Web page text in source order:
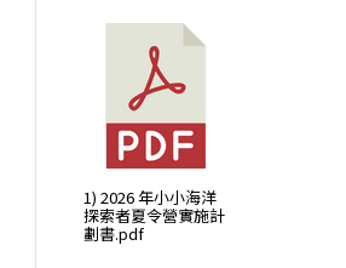
1) 2026 年小小海洋
探索者夏令營實施計
劃書.pdf